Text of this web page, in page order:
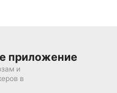
приложение
и
в